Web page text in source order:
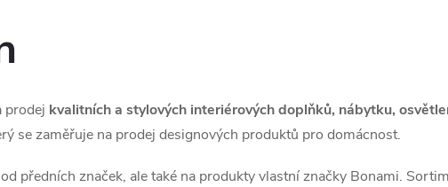
prodej kvalitních a stylových interiérových doplňků, nábytku,
se zaměřuje na prodej designových produktů pro domácnost.
předních značek, ale také na produkty vlastní značky Bonami.